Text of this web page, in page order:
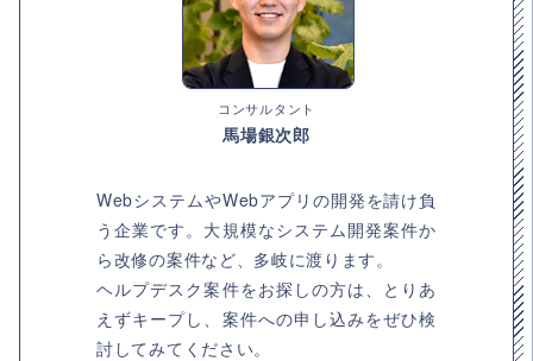
コンサルタント
馬場銀次郎
WebシステムやWebアプリの開発を請け負
う企業です。大規模なシステム開発案件か
ら改修の案件など、多岐に渡ります。
ヘルプデスク案件をお探しの方は、とりあ
えずキープし、案件への申し込みをぜひ検
討してみてください。